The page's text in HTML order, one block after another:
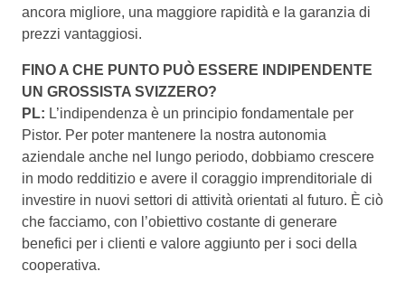
ancora migliore, una maggiore rapidità e la garanzia di
prezzi vantaggiosi.
FINO A CHE PUNTO PUÒ ESSERE INDIPENDENTE
UN GROSSISTA SVIZZERO?
PL: L’indipendenza è un principio fondamentale per
Pistor. Per poter mantenere la nostra autonomia
aziendale anche nel lungo periodo, dobbiamo crescere
in modo redditizio e avere il coraggio imprenditoriale di
investire in nuovi settori di attività orientati al futuro. È ciò
che facciamo, con l’obiettivo costante di generare
benefici per i clienti e valore aggiunto per i soci della
cooperativa.